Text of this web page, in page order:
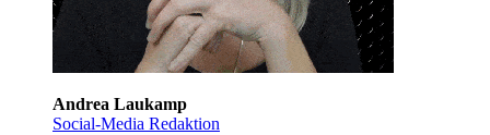
Andrea Laukamp
Social-Media Redaktion